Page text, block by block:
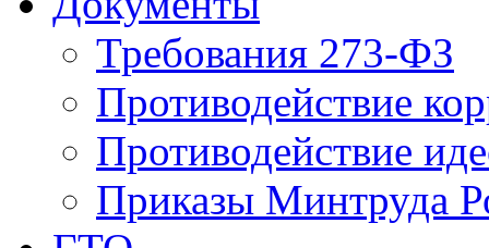
Требования 273-ФЗ
Противодействие
Противодействие
Приказы Минтруда